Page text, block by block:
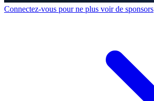
Connectez-vous pour ne plus voir de sponsors